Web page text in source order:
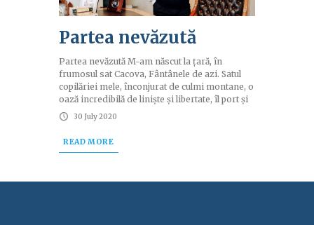
Partea nevăzută
Partea nevăzută M-am născut la țară, în
frumosul sat Cacova, Fântânele de azi. Satul
copilăriei mele, înconjurat de culmi montane, o
oază incredibilă de liniște și libertate, îl port și
30 July 2020
READ MORE